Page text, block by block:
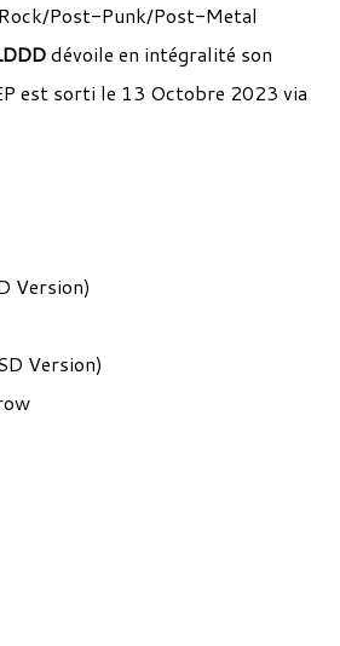
Post-Punk/Post-Metal
dévoile en intégralité son
est sorti le 13 Octobre 2023 via
Version)
Version)